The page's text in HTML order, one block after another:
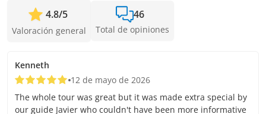
4.8/5
Valoración general
46
Total de opiniones
Kenneth
12 de mayo de 2026
The whole tour was great but it was made extra special by
our guide Javier who couldn't have been more informative